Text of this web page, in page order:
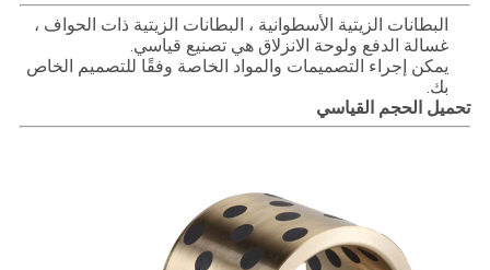
البطانات الزيتية الأسطوانية ، البطانات الزيتية ذات الحواف ،
غسالة الدفع ولوحة الانزلاق هي تصنيع قياسي.
يمكن إجراء التصميمات والمواد الخاصة وفقًا للتصميم الخاص
بك.
تحميل الحجم القياسي